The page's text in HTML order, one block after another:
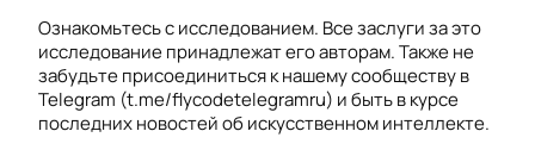
Ознакомьтесь с исследованием. Все заслуги за это
исследование принадлежат его авторам. Также не
забудьте присоединиться к нашему сообществу в
Telegram (t.me/flycodetelegramru) и быть в курсе
последних новостей об искусственном интеллекте.